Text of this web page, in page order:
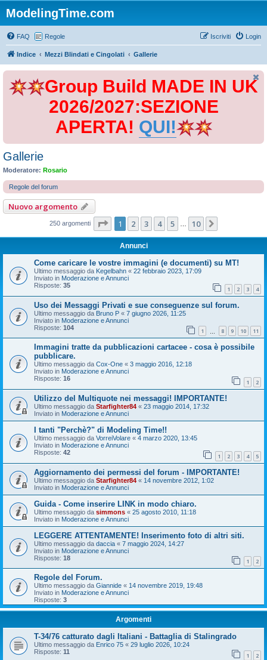
ModelingTime.com
FAQ Regole Login
Iscriviti
Indice Mezzi Blindati e Cingolati Gallerie
Group Build MADE IN UK
2026/2027:SEZIONE
APERTA! QUI!
Gallerie
Moderatore: Rosario
Regole del forum
Nuovo argomento
250 argomenti Pagina di 10
1 2 3 4 5 10
Annunci
Come caricare le vostre immagini (e documenti) su MT!
Ultimo messaggio da Kegelbahn « 22 febbraio 2023, 17:09
Inviato in Moderazione e Annunci
Risposte: 35 1 2 3 4
Uso dei Messaggi Privati e sue conseguenze sul forum.
Ultimo messaggio da Bruno P « 7 giugno 2026, 11:25
Inviato in Moderazione e Annunci
Risposte: 104 1 8 9 10 11
Immagini tratte da pubblicazioni cartacee - cosa è possibile
pubblicare.
Ultimo messaggio da Cox-One « 3 maggio 2016, 12:18
Inviato in Moderazione e Annunci
Risposte: 16 1 2
Utilizzo del Multiquote nei messaggi! IMPORTANTE!
Ultimo messaggio da Starfighter84 « 23 maggio 2014, 17:32
Inviato in Moderazione e Annunci
I tanti "Perchè?" di Modeling Time!!
Ultimo messaggio da VorreiVolare « 4 marzo 2020, 13:45
Inviato in Moderazione e Annunci
Risposte: 42 1 2 3 4 5
Aggiornamento dei permessi del forum - IMPORTANTE!
Ultimo messaggio da Starfighter84 « 14 novembre 2012, 1:02
Inviato in Moderazione e Annunci
Guida - Come inserire LINK in modo chiaro.
Ultimo messaggio da simmons « 25 agosto 2010, 11:18
Inviato in Moderazione e Annunci
LEGGERE ATTENTAMENTE! Inserimento foto di altri siti.
Ultimo messaggio da daccia « 7 maggio 2024, 14:27
Inviato in Moderazione e Annunci
Risposte: 18 1 2
Regole del Forum.
Ultimo messaggio da Giannide « 14 novembre 2019, 19:48
Inviato in Moderazione e Annunci
Risposte: 3
Argomenti
T-34/76 catturato dagli Italiani - Battaglia di Stalingrado
Ultimo messaggio da Enrico 75 « 29 luglio 2026, 10:24
Risposte: 11 1 2